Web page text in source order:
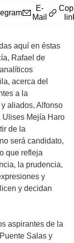
E-
Mail
aquí en éstas
Rafael de
acerca del
a la
aliados, Alfonso
Ulises Mejía Haro
de la
será candidato,
que refleja
la prudencia,
y
y decidan
aspirantes de la
Salas y